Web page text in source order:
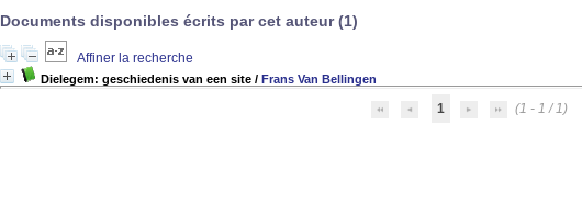
Documents disponibles écrits par cet auteur (1)
Affiner la recherche
Dielegem: geschiedenis van een site / Frans Van Bellingen
1 (1 - 1 / 1)